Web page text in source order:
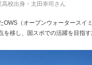
高校出身・太田幸司さん
OWS（オープンウォータースイミ
を移し、国スポでの活躍を目指